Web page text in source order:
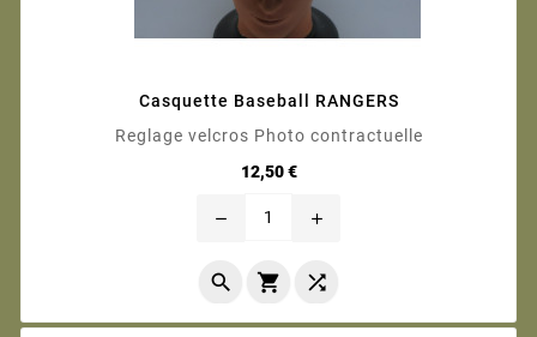
Casquette Baseball RANGERS
Reglage velcros Photo contractuelle
12,50 €Prix
remove add
  